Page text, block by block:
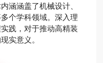
涵涵盖了机械设计、
个学科领域。深入理
践，对于推动高精装
实意义。